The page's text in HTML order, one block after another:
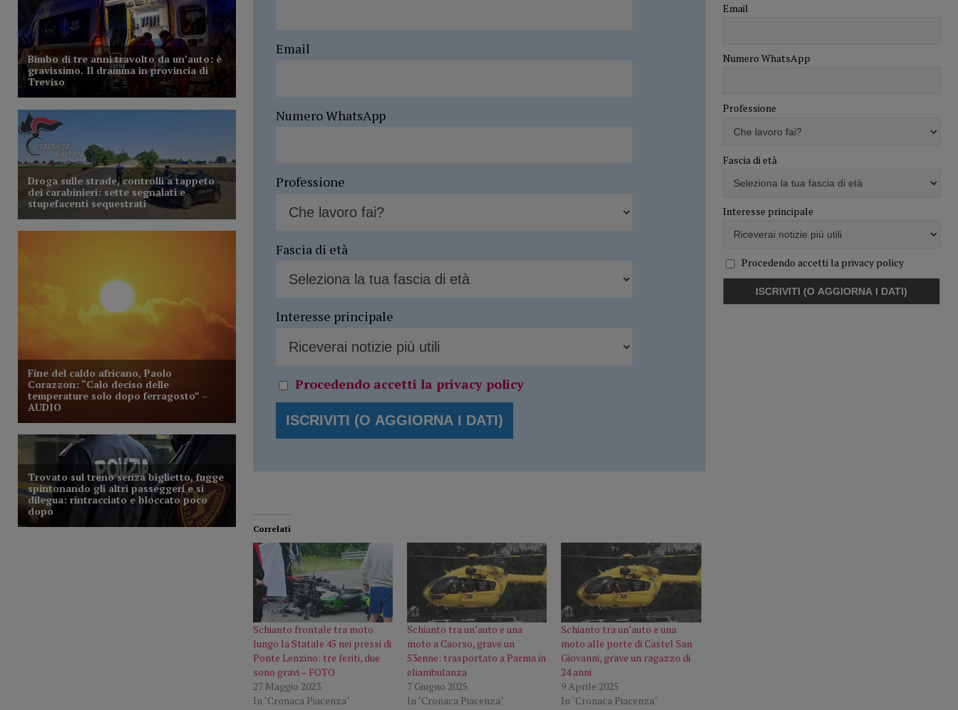
Email
Numero WhatsApp
Professione
Fascia di età
Interesse principale
Procedendo accetti la privacy policy
Correlati
Schianto frontale tra moto
lungo la Statale 45 nei pressi di
Ponte Lenzino: tre feriti, due
sono gravi – FOTO
27 Maggio 2023
In "Cronaca Piacenza"
Schianto tra un’auto e una
moto a Caorso, grave un
53enne: trasportato a Parma in
eliambulanza
7 Giugno 2025
In "Cronaca Piacenza"
Schianto tra un’auto e una
moto alle porte di Castel San
Giovanni, grave un ragazzo di
24 anni
9 Aprile 2025
In "Cronaca Piacenza"
Email
Numero WhatsApp
Professione
Fascia di età
Interesse principale
Procedendo accetti la privacy policy